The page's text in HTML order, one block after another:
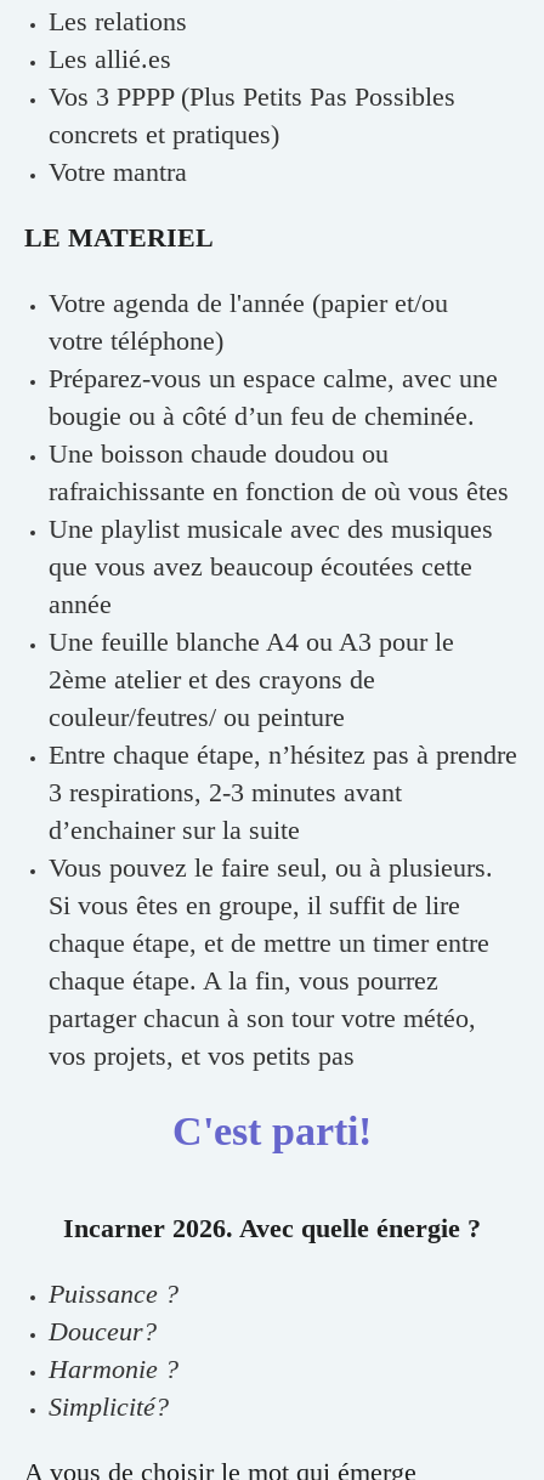
Les relations
Les allié.es
Vos 3 PPPP (Plus Petits Pas Possibles
concrets et pratiques)
Votre mantra
LE MATERIEL
Votre agenda de l'année (papier et/ou
votre téléphone)
Préparez-vous un espace calme, avec une
bougie ou à côté d’un feu de cheminée.
Une boisson chaude doudou ou
rafraichissante en fonction de où vous êtes
Une playlist musicale avec des musiques
que vous avez beaucoup écoutées cette
année
Une feuille blanche A4 ou A3 pour le
2ème atelier et des crayons de
couleur/feutres/ ou peinture
Entre chaque étape, n’hésitez pas à prendre
3 respirations, 2-3 minutes avant
d’enchainer sur la suite
Vous pouvez le faire seul, ou à plusieurs.
Si vous êtes en groupe, il suffit de lire
chaque étape, et de mettre un timer entre
chaque étape. A la fin, vous pourrez
partager chacun à son tour votre météo,
vos projets, et vos petits pas
C'est parti!
Incarner 2026. Avec quelle énergie ?
Puissance ?
Douceur?
Harmonie ?
Simplicité?
A vous de choisir le mot qui émerge